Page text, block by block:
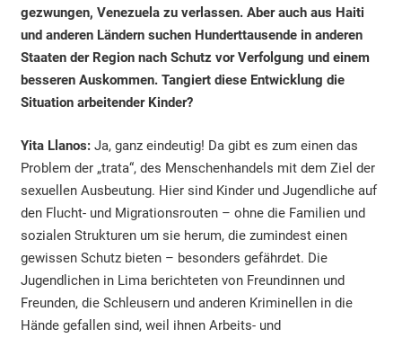
gezwungen, Venezuela zu verlassen. Aber auch aus Haiti
und anderen Ländern suchen Hunderttausende in anderen
Staaten der Region nach Schutz vor Verfolgung und einem
besseren Auskommen. Tangiert diese Entwicklung die
Situation arbeitender Kinder?
Yita Llanos: Ja, ganz eindeutig! Da gibt es zum einen das
Problem der „trata“, des Menschenhandels mit dem Ziel der
sexuellen Ausbeutung. Hier sind Kinder und Jugendliche auf
den Flucht- und Migrationsrouten – ohne die Familien und
sozialen Strukturen um sie herum, die zumindest einen
gewissen Schutz bieten – besonders gefährdet. Die
Jugendlichen in Lima berichteten von Freundinnen und
Freunden, die Schleusern und anderen Kriminellen in die
Hände gefallen sind, weil ihnen Arbeits- und